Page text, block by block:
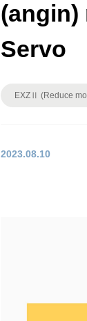
(angin)
Servo
EXZⅡ (Reduce
2023.08.10